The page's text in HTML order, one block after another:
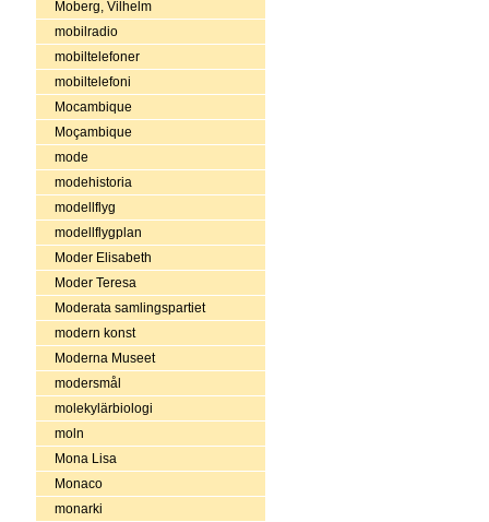
Moberg, Vilhelm
mobilradio
mobiltelefoner
mobiltelefoni
Mocambique
Moçambique
mode
modehistoria
modellflyg
modellflygplan
Moder Elisabeth
Moder Teresa
Moderata samlingspartiet
modern konst
Moderna Museet
modersmål
molekylärbiologi
moln
Mona Lisa
Monaco
monarki